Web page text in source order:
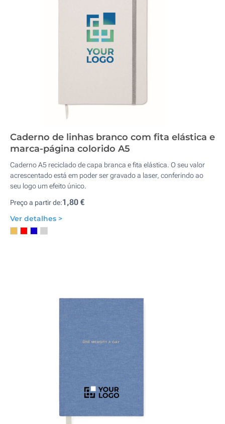
Caderno de linhas branco com fita elástica e
marca-página colorido A5
Caderno A5 reciclado de capa branca e fita elástica. O seu valor
acrescentado está em poder ser gravado a laser, conferindo ao
seu logo um efeito único.
Preço a partir de:1,80 €
Ver detalhes >